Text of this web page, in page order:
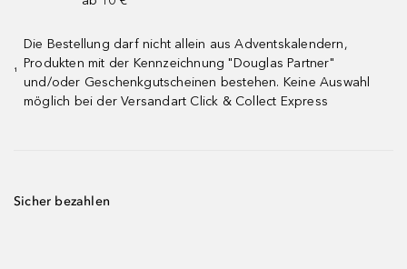
¹
Die Bestellung darf nicht allein aus Adventskalendern,
Produkten mit der Kennzeichnung "Douglas Partner"
und/oder Geschenkgutscheinen bestehen. Keine Auswahl
möglich bei der Versandart Click & Collect Express
Sicher bezahlen